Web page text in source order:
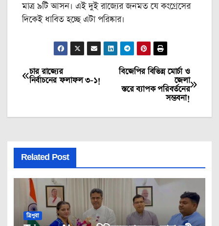
মাত্র ৯টি আসন। এই দুই রাজ্যের জনমত যে কংগ্রেসের
দিকেই ধাবিত হচ্ছে এটা পরিষ্কার।
Post
বিজেপির বিভিন্ন মোর্চা ও
জেলা
স্তরে ব্যাপক পরিবর্তনের
সম্ভবনা!
চার রাজ্যের
নির্বাচনের ফলাফল ৩-১!
Related Post
ত্রিপুরা